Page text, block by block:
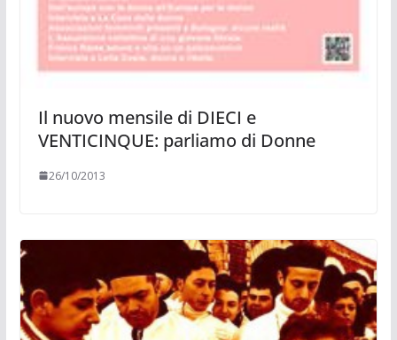
Il nuovo mensile di DIECI e
VENTICINQUE: parliamo di Donne
26/10/2013